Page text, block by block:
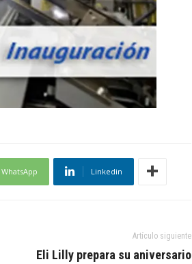
WhatsApp Linkedin
Artículo siguiente
Eli Lilly prepara su aniversario